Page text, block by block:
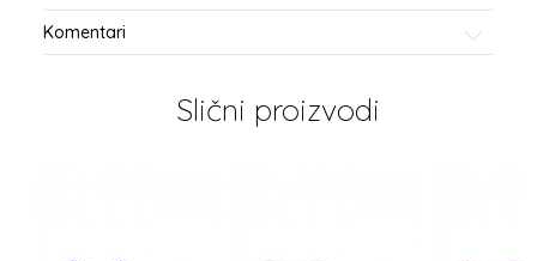
Komentari
Slični proizvodi